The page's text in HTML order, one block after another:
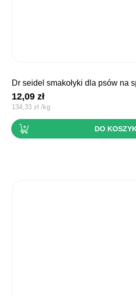
dr seidel smakołyki dla psów na
12,09zł
134,33zł /kg
DO